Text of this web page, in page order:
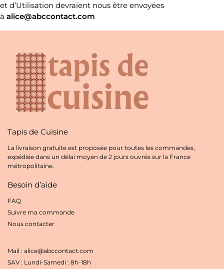
et d’Utilisation devraient nous être envoyées
à alice@abccontact.com
Tapis de Cuisine
La livraison gratuite est proposée pour toutes les commandes,
expédiée dans un délai moyen de 2 jours ouvrés sur la France
métropolitaine.
Besoin d’aide
FAQ
Suivre ma commande
Nous contacter
Mail : alice@abccontact.com
SAV : Lundi-Samedi : 8h-18h